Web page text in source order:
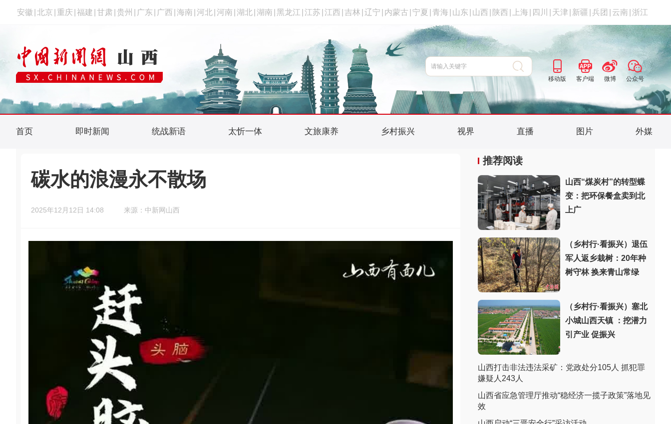
安徽 北京 重庆 福建 甘肃 贵州 广东 广西 海南 河北 河南 湖北 湖南 黑龙江 江苏 江西 吉林 辽宁 内蒙古 宁夏 青海 山东 山西 陕西 上海 四川 天津 新疆 兵团 云南 浙江
移动版 客户端 微博 公众号
首页 即时新闻 统战新语 太忻一体 文旅康养 乡村振兴 视界 直播 图片 外媒
碳水的浪漫永不散场
2025年12月12日 14:08 来源：中新网山西
推荐阅读
山西“煤炭村”的转型蝶
变：把环保餐盒卖到北
上广
（乡村行·看振兴）退伍
军人返乡栽树：20年种
树守林 换来青山常绿
（乡村行·看振兴）塞北
小城山西天镇 ：挖潜力
引产业 促振兴
山西打击非法违法采矿：党政处分105人 抓犯罪
嫌疑人243人
山西省应急管理厅推动“稳经济一揽子政策”落地见
效